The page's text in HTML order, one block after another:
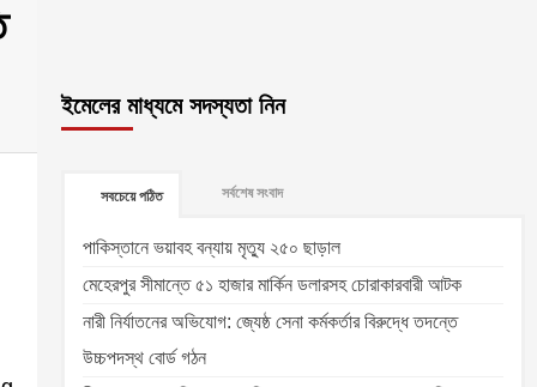
ইমেলের মাধ্যমে সদস্যতা নিন
সবচেয়ে পঠিত সর্বশেষ সংবাদ
পাকিস্তানে ভয়াবহ বন্যায় মৃত্যু ২৫০ ছাড়াল
মেহেরপুর সীমান্তে ৫১ হাজার মার্কিন ডলারসহ চোরাকারবারী আটক
নারী নির্যাতনের অভিযোগ: জ্যেষ্ঠ সেনা কর্মকর্তার বিরুদ্ধে তদন্তে
উচ্চপদস্থ বোর্ড গঠন